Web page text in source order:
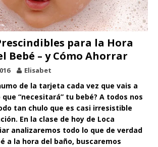
para la Hora
Bebé – y Cómo Ahorrar
Elisabet
de la tarjeta cada vez que vais a
“necesitará” tu bebé? A todos nos
tan chulo que es casi irresistible
En la clase de hoy de Loca
analizaremos todo lo que de verdad
a la hora del baño, buscaremos